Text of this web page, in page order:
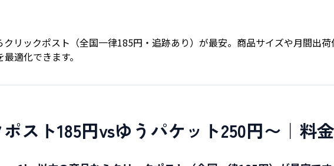
リックポスト（全国一律185円・追跡あり）が最安。商品サイズや月間出
適化できます。
ポスト185円vsゆうパケット250円〜｜料